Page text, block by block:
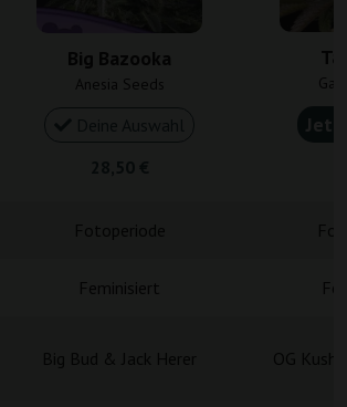
Big Bazooka
Anesia Seeds
Feminisiert